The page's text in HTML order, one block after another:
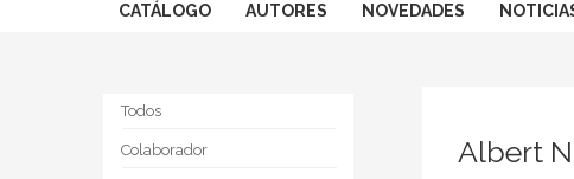
CATÁLOGO AUTORES NOVEDADES
Todos
Colaborador Albert